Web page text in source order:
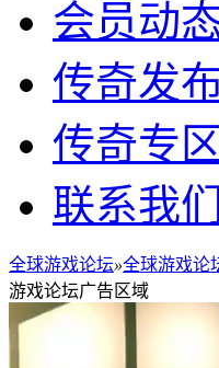
会员动
传奇发
传奇专
联系我们
全球游戏论坛»全球游戏论
游戏论坛广告区域